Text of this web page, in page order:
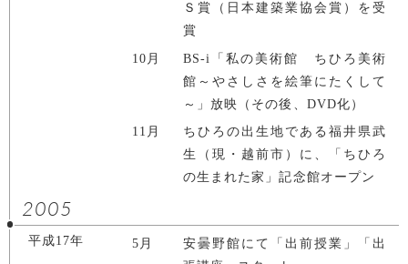
Ｓ賞（日本建築業協会賞）を受
賞
10月
BS-i「私の美術館 ちひろ美術
館～やさしさを絵筆にたくして
～」放映（その後、DVD化）
11月
ちひろの出生地である福井県武
生（現・越前市）に、「ちひろ
の生まれた家」記念館オープン
2005
平成17年 5月
安曇野館にて「出前授業」「出